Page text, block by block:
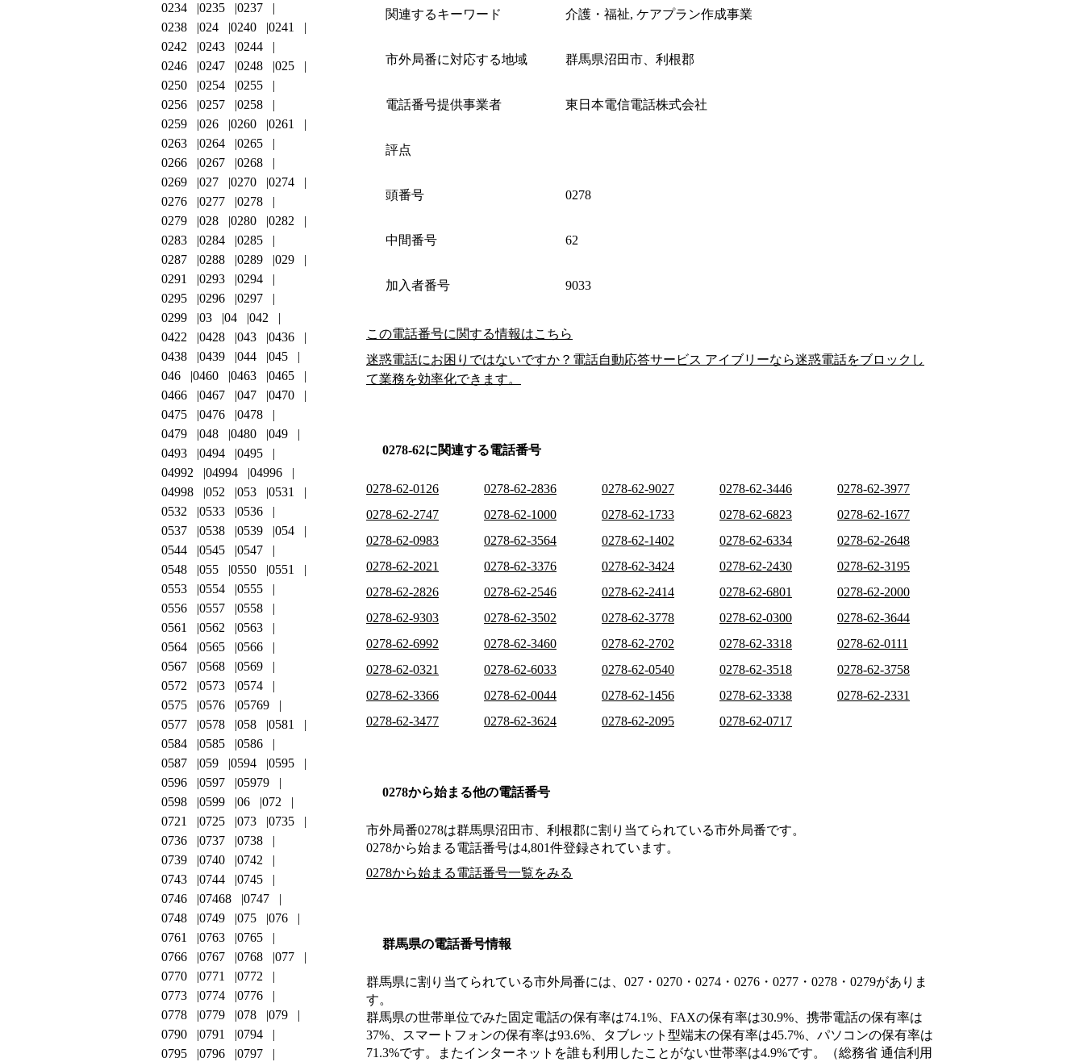
関連するキーワード 介護・福祉, ケアプラン作成事業
市外局番に対応する地域 群馬県沼田市、利根郡
電話番号提供事業者 東日本電信電話株式会社
評点
頭番号 0278
中間番号 62
加入者番号 9033
この電話番号に関する情報はこちら
迷惑電話にお困りではないですか？電話自動応答サービス アイブリーなら迷惑電話をブロックし
て業務を効率化できます。
0278-62に関連する電話番号
0278-62-0126 0278-62-2836 0278-62-9027 0278-62-3446
0278-62-3977
0278-62-2747
0278-62-1000 0278-62-1733 0278-62-6823
0278-62-1677
0278-62-0983
0278-62-3564 0278-62-1402 0278-62-6334
0278-62-2648
0278-62-2021
0278-62-3376 0278-62-3424 0278-62-2430
0278-62-3195
0278-62-2826
0278-62-2546 0278-62-2414 0278-62-6801
0278-62-2000
0278-62-9303
0278-62-3502 0278-62-3778 0278-62-0300
0278-62-3644
0278-62-6992
0278-62-3460 0278-62-2702 0278-62-3318
0278-62-0111
0278-62-0321
0278-62-6033 0278-62-0540 0278-62-3518
0278-62-3758
0278-62-3366
0278-62-0044 0278-62-1456 0278-62-3338
0278-62-2331
0278-62-3477
0278-62-3624 0278-62-2095 0278-62-0717
0278から始まる他の電話番号
市外局番0278は群馬県沼田市、利根郡に割り当てられている市外局番です。
0278から始まる電話番号は4,801件登録されています。
0278から始まる電話番号一覧をみる
群馬県の電話番号情報
群馬県に割り当てられている市外局番には、027・0270・0274・0276・0277・0278・0279がありま
す。
群馬県の世帯単位でみた固定電話の保有率は74.1%、FAXの保有率は30.9%、携帯電話の保有率は
37%、スマートフォンの保有率は93.6%、タブレット型端末の保有率は45.7%、パソコンの保有率は
71.3%です。またインターネットを誰も利用したことがない世帯率は4.9%です。（総務省 通信利用
0234
0235
0237
0238
024 0240
0241
0242
0243
0244
0246
0247 0248
025
0250
0254
0255
0256
0257
0258
0259
026 0260
0261
0263
0264
0265
0266
0267
0268
0269
027 0270
0274
0276
0277
0278
0279
028 0280
0282
0283
0284
0285
0287
0288 0289
029
0291
0293
0294
0295
0296
0297
0299
03 04
042
0422
0428 043
0436
0438
0439 044
045
046
0460 0463
0465
0466
0467 047
0470
0475
0476
0478
0479
048 0480
049
0493
0494
0495
04992
04994
04996
04998
052 053
0531
0532
0533
0536
0537
0538 0539
054
0544
0545
0547
0548
055 0550
0551
0553
0554
0555
0556
0557
0558
0561
0562
0563
0564
0565
0566
0567
0568
0569
0572
0573
0574
0575
0576
05769
0577
0578 058
0581
0584
0585
0586
0587
059 0594
0595
0596
0597
05979
0598
0599 06
072
0721
0725 073
0735
0736
0737
0738
0739
0740
0742
0743
0744
0745
0746
07468
0747
0748
0749 075
076
0761
0763
0765
0766
0767 0768
077
0770
0771
0772
0773
0774
0776
0778
0779 078
079
0790
0791
0794
0795
0796
0797